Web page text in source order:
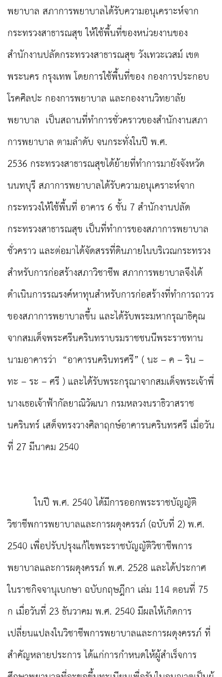
พยาบาล สภาการพยาบาลได้รับความอนุเคราะห์จาก
กระทรวงสาธารณสุข ให้ใช้พื้นที่ของหน่วยงานของ
สำนักงานปลัดกระทรวงสาธารณสุข วังเทวะเวสม์ เขต
พระนคร กรุงเทพ โดยการใช้พื้นที่ของ กองการประกอบ
โรคศิลปะ กองการพยาบาล และกองงานวิทยาลัย
พยาบาล เป็นสถานที่ทำการชั่วคราวของสำนักงานสภา
การพยาบาล ตามลำดับ จนกระทั่งในปี พ.ศ.
2536 กระทรวงสาธารณสุขได้ย้ายที่ทำการมายังจังหวัด
นนทบุรี สภาการพยาบาลได้รับความอนุเคราะห์จาก
กระทรวงให้ใช้พื้นที่ อาคาร 6 ชั้น 7 สำนักงานปลัด
กระทรวงสาธารณสุข เป็นที่ทำการของสภาการพยาบาล
ชั่วคราว และต่อมาได้จัดสรรที่ดินภายในบริเวณกระทรวง
สำหรับการก่อสร้างสภาวิชาชีพ สภาการพยาบาลจึงได้
ดำเนินการรณรงค์หาทุนสำหรับการก่อสร้างที่ทำการถาวร
ของสภาการพยาบาลขึ้น และได้รับพระมหากรุณาธิคุณ
จากสมเด็จพระศรีนครินทราบรมราชชนนีพระราชทาน
นามอาคารว่า “อาคารนครินทรศรี” ( นะ – ค – ริน –
ทะ – ระ – ศรี ) และได้รับพระกรุณาจากสมเด็จพระเจ้าพี่
นางเธอเจ้าฟ้ากัลยาณิวัฒนา กรมหลวงนราธิวาสราช
นครินทร์ เสด็จทรงวางศิลาฤกษ์อาคารนครินทรศรี เมื่อวัน
ที่ 27 มีนาคม 2540
ในปี พ.ศ. 2540 ได้มีการออกพระราชบัญญัติ
วิชาชีพการพยาบาลและการผดุงครรภ์ (ฉบับที่ 2) พ.ศ.
2540 เพื่อปรับปรุงแก้ไขพระราชบัญญัติวิชาชีพการ
พยาบาลและการผดุงครรภ์ พ.ศ. 2528 และได้ประกาศ
ในราชกิจจานุเบกษา ฉบับกฤษฎีกา เล่ม 114 ตอนที่ 75
ก เมื่อวันที่ 23 ธันวาคม พ.ศ. 2540 มีผลให้เกิดการ
เปลี่ยนแปลงในวิชาชีพการพยาบาลและการผดุงครรภ์ ที่
สำคัญหลายประการ ได้แก่การกำหนดให้ผู้สำเร็จการ